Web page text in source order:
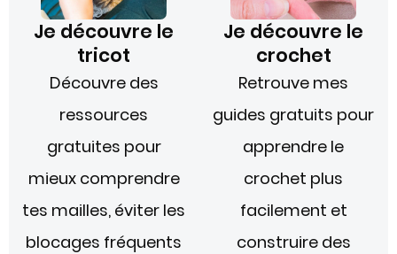
Je découvre le
tricot
Découvre des
ressources
gratuites pour
mieux comprendre
tes mailles, éviter les
blocages fréquents
Je découvre le
crochet
Retrouve mes
guides gratuits pour
apprendre le
crochet plus
facilement et
construire des